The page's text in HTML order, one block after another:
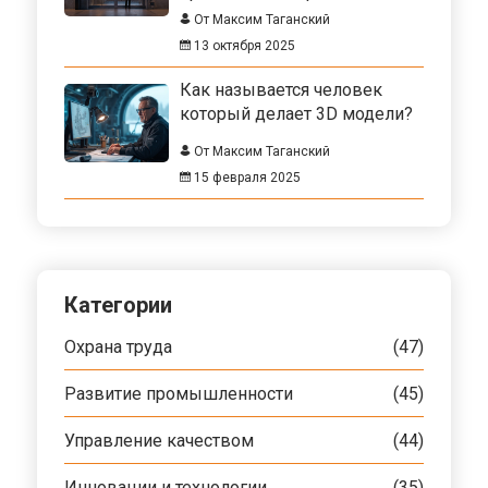
От Максим Таганский
13 октября 2025
Как называется человек
который делает 3D модели?
От Максим Таганский
15 февраля 2025
Категории
Охрана труда (47)
Развитие промышленности (45)
Управление качеством (44)